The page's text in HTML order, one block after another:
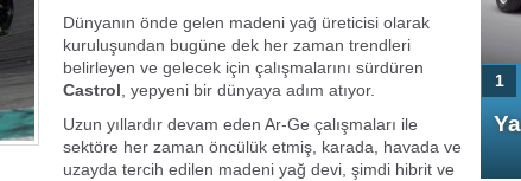
Dünyanın önde gelen madeni yağ üreticisi olarak
kuruluşundan bugüne dek her zaman trendleri
belirleyen ve gelecek için çalışmalarını sürdüren
Castrol , yepyeni bir dünyaya adım atıyor.
Uzun yıllardır devam eden Ar-Ge çalışmaları ile
sektöre her zaman öncülük etmiş, karada, havada ve
uzayda tercih edilen madeni yağ devi, şimdi hibrit ve
4 Kapılı AMG GT Coupe
Türkiye'de satışa çıktı
1